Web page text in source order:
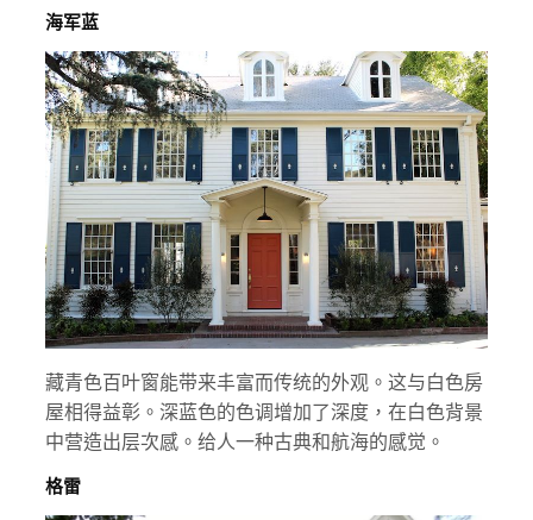
海军蓝
藏青色百叶窗能带来丰富而传统的外观。这与白色房
屋相得益彰。深蓝色的色调增加了深度，在白色背景
中营造出层次感。给人一种古典和航海的感觉。
格雷